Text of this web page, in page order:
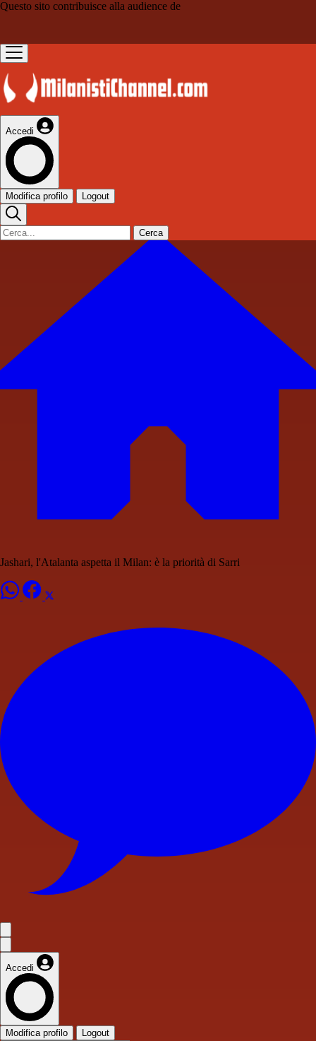
Questo sito contribuisce alla audience de
Accedi
Modifica profilo Logout
Cerca
Jashari, l'Atalanta aspetta il Milan: è la priorità di Sarri
Accedi
Modifica profilo Logout